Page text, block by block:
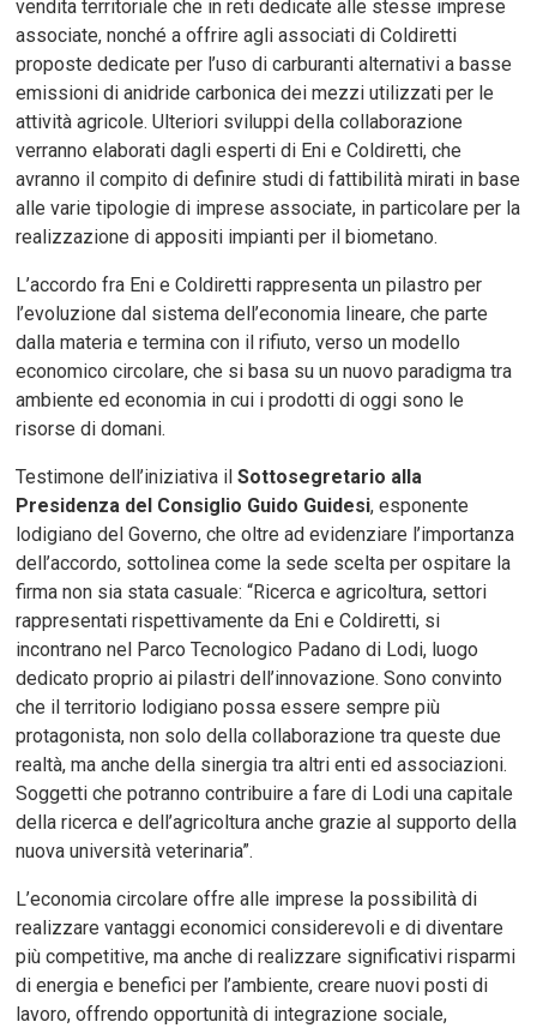
vendita territoriale che in reti dedicate alle stesse imprese
associate, nonché a offrire agli associati di Coldiretti
proposte dedicate per l’uso di carburanti alternativi a basse
emissioni di anidride carbonica dei mezzi utilizzati per le
attività agricole. Ulteriori sviluppi della collaborazione
verranno elaborati dagli esperti di Eni e Coldiretti, che
avranno il compito di definire studi di fattibilità mirati in base
alle varie tipologie di imprese associate, in particolare per la
realizzazione di appositi impianti per il biometano.
L’accordo fra Eni e Coldiretti rappresenta un pilastro per
l’evoluzione dal sistema dell’economia lineare, che parte
dalla materia e termina con il rifiuto, verso un modello
economico circolare, che si basa su un nuovo paradigma tra
ambiente ed economia in cui i prodotti di oggi sono le
risorse di domani.
Testimone dell’iniziativa ilSottosegretario alla
Presidenza del Consiglio Guido Guidesi, esponente
lodigiano del Governo, che oltre ad evidenziare l’importanza
dell’accordo, sottolinea come la sede scelta per ospitare la
firma non sia stata casuale: “Ricerca e agricoltura, settori
rappresentati rispettivamente da Eni e Coldiretti, si
incontrano nel Parco Tecnologico Padano di Lodi, luogo
dedicato proprio ai pilastri dell’innovazione. Sono convinto
che il territorio lodigiano possa essere sempre più
protagonista, non solo della collaborazione tra queste due
realtà, ma anche della sinergia tra altri enti ed associazioni.
Soggetti che potranno contribuire a fare di Lodi una capitale
della ricerca e dell’agricoltura anche grazie al supporto della
nuova università veterinaria”.
L’economia circolare offre alle imprese la possibilità di
realizzare vantaggi economici considerevoli e di diventare
più competitive, ma anche di realizzare significativi risparmi
di energia e benefici per l’ambiente, creare nuovi posti di
lavoro, offrendo opportunità di integrazione sociale,